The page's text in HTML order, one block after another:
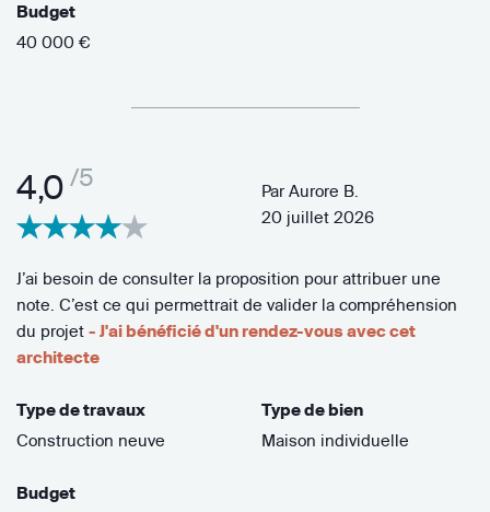
Budget
40 000 €
4,0 /5 Par Aurore B.
20 juillet 2026
J’ai besoin de consulter la proposition pour attribuer une
note. C’est ce qui permettrait de valider la compréhension
du projet - J'ai bénéficié d'un rendez-vous avec cet
architecte
Type de travaux
Construction neuve
Type de bien
Maison individuelle
Budget